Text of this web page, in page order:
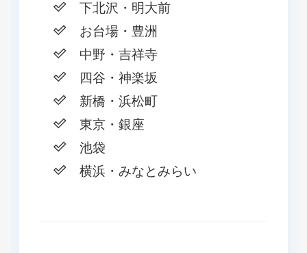
下北沢・明大前
お台場・豊洲
中野・吉祥寺
四谷・神楽坂
新橋・浜松町
東京・銀座
池袋
横浜・みなとみらい